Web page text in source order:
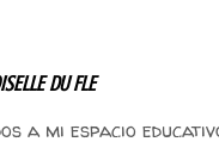
DU FLE
a mi espacio